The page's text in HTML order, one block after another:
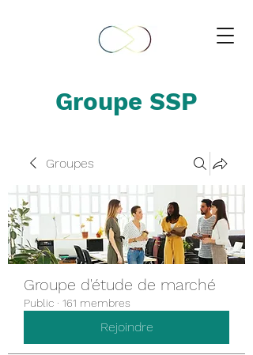
Groupe SSP
Groupes
Groupe d'étude de marché
Public · 161 membres
Rejoindre